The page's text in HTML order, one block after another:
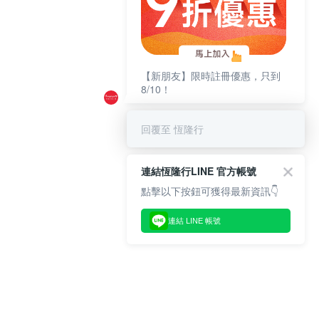
【新朋友】限時註冊優惠，只到
8/10！
回覆至 恆隆行
連結恆隆行LINE 官方帳號
點擊以下按鈕可獲得最新資訊👇
連結 LINE 帳號